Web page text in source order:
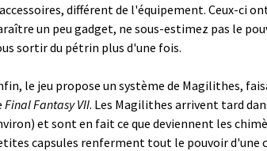
différent de l'équipement. Ceux-ci
un peu gadget, ne sous-estimez pas le
sortir du pétrin plus d'une fois.
le jeu propose un système de Magilithes,
Final Fantasy VII. Les Magilithes arrivent tard
et sont en fait ce que deviennent les
capsules renferment tout le pouvoir d'une